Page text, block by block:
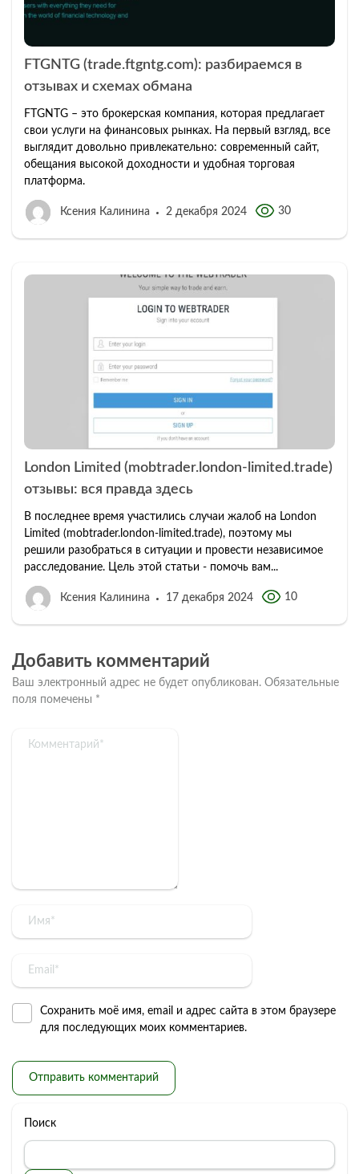
FTGNTG (trade.ftgntg.com): разбираемся в
отзывах и схемах обмана
FTGNTG – это брокерская компания, которая предлагает
свои услуги на финансовых рынках. На первый взгляд, все
выглядит довольно привлекательно: современный сайт,
обещания высокой доходности и удобная торговая
платформа.
Ксения Калинина 2 декабря 2024 30
London Limited (mobtrader.london-limited.trade)
отзывы: вся правда здесь
В последнее время участились случаи жалоб на London
Limited (mobtrader.london-limited.trade), поэтому мы
решили разобраться в ситуации и провести независимое
расследование. Цель этой статьи - помочь вам...
Ксения Калинина 17 декабря 2024 10
Добавить комментарий
Ваш электронный адрес не будет опубликован. Обязательные
поля помечены *
Сохранить моё имя, email и адрес сайта в этом браузере
для последующих моих комментариев.
Поиск